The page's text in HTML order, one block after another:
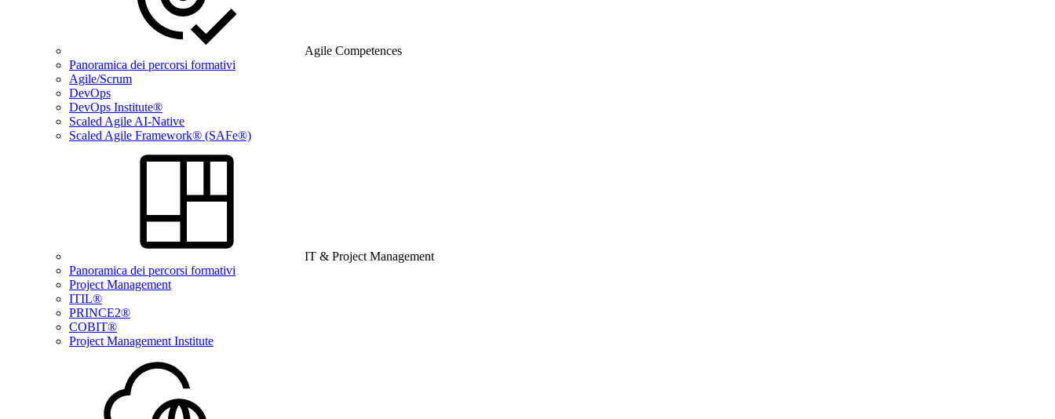
Agile Competences
Panoramica dei percorsi formativi
Agile/Scrum
DevOps
DevOps Institute®
Scaled Agile AI-Native
Scaled Agile Framework® (SAFe®)
IT & Project Management
Panoramica dei percorsi formativi
Project Management
ITIL®
PRINCE2®
COBIT®
Project Management Institute